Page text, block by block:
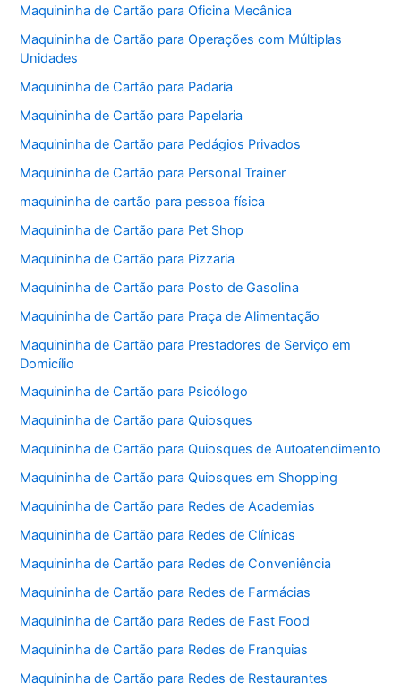
Maquininha de Cartão para Oficina Mecânica
Maquininha de Cartão para Operações com Múltiplas
Unidades
Maquininha de Cartão para Padaria
Maquininha de Cartão para Papelaria
Maquininha de Cartão para Pedágios Privados
Maquininha de Cartão para Personal Trainer
maquininha de cartão para pessoa física
Maquininha de Cartão para Pet Shop
Maquininha de Cartão para Pizzaria
Maquininha de Cartão para Posto de Gasolina
Maquininha de Cartão para Praça de Alimentação
Maquininha de Cartão para Prestadores de Serviço em
Domicílio
Maquininha de Cartão para Psicólogo
Maquininha de Cartão para Quiosques
Maquininha de Cartão para Quiosques de Autoatendimento
Maquininha de Cartão para Quiosques em Shopping
Maquininha de Cartão para Redes de Academias
Maquininha de Cartão para Redes de Clínicas
Maquininha de Cartão para Redes de Conveniência
Maquininha de Cartão para Redes de Farmácias
Maquininha de Cartão para Redes de Fast Food
Maquininha de Cartão para Redes de Franquias
Maquininha de Cartão para Redes de Restaurantes